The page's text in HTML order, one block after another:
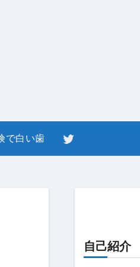
で白い歯
自己紹介